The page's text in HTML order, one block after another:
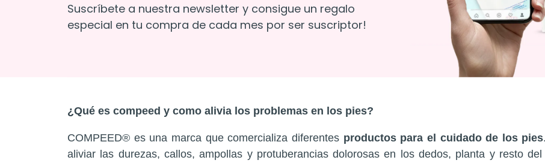
Suscríbete a nuestra newsletter y consigue un regalo
especial en tu compra de cada mes por ser suscriptor!
¿Qué es compeed y como alivia los problemas en los pies?
COMPEED® es una marca que comercializa diferentes productos para el cuidado de los pies
aliviar las durezas, callos, ampollas y protuberancias dolorosas en los dedos, planta y resto